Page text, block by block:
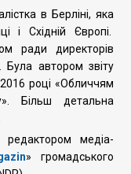
в Берліні, яка
і Східній Європі.
ради директорів
Була автором звіту
2016 році «Обличчям
Більш детальна
медіа-
» громадського